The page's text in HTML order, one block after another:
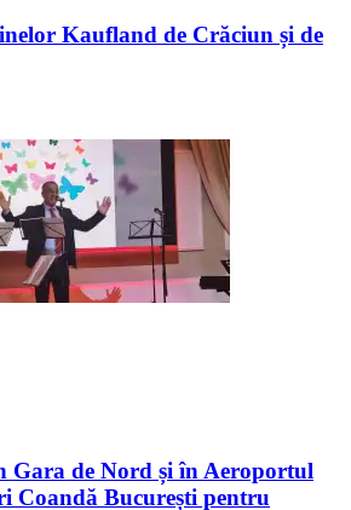
Kaufland de Crăciun și de
Gara de Nord și în Aeroportul
Coandă București pentru